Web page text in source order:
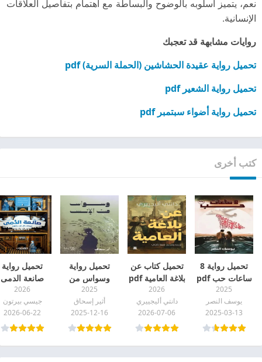
نعم، يتميز أسلوبه بالوضوح والبساطة مع اهتمام بتفاصيل العلاقات
الإنسانية.
روايات مشابهة قد تعجبك
تحميل رواية عقيدة الحشاشين (الحملة السرية) pdf
تحميل رواية الشعير pdf
تحميل رواية أضواء سبتمبر pdf
كتب أخرى
تحميل رواية 8
ساعات حب pdf
2025
يوسف النصر
2025-03-13
تحميل كتاب عن
بلاغة العامية pdf
2026
دانتي أليجييري
2026-07-06
تحميل رواية
وسواس من
الإنس pdf
2025
أثير إسحاق
2025-12-16
تحميل رواية
صانعة الدمى
pdf
2026
جيسي بيرتون
2026-06-22